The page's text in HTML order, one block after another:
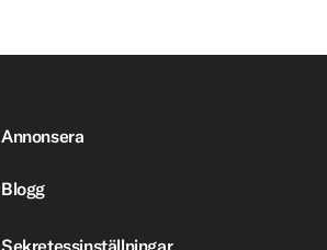
Annonsera
Blogg
Sekretessinställningar